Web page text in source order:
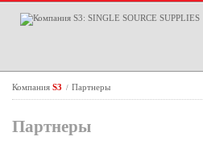
Компания S3 / Партнеры
Партнеры